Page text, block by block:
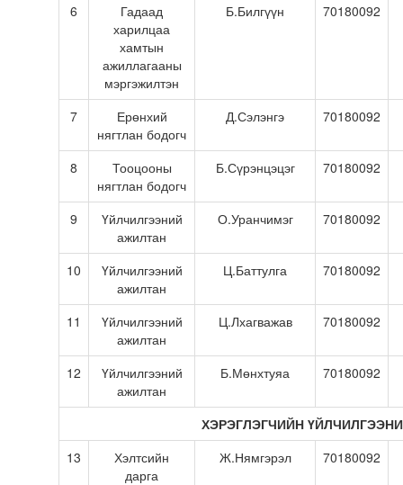
6
Гадаад
харилцаа
хамтын
ажиллагааны
мэргэжилтэн
Б.Билгүүн 70180092
7
Ерөнхий
нягтлан бодогч
Д.Сэлэнгэ 70180092
8
Тооцооны
нягтлан бодогч
Б.Сүрэнцэцэг 70180092
9
Үйлчилгээний
ажилтан
О.Уранчимэг 70180092
10
Үйлчилгээний
ажилтан
Ц.Баттулга 70180092
11
Үйлчилгээний
ажилтан
Ц.Лхагважав 70180092
12
Үйлчилгээний
ажилтан
Б.Мөнхтуяа 70180092
ХЭРЭГЛЭГЧИЙН
13
Хэлтсийн
дарга
Ж.Нямгэрэл 70180092